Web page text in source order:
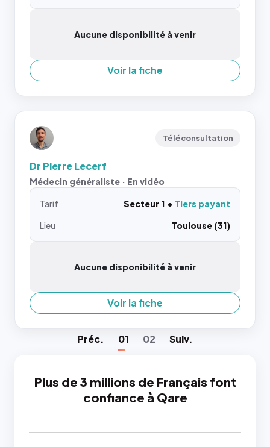
Aucune disponibilité à venir
Voir la fiche
Téléconsultation
Dr Pierre Lecerf
Médecin généraliste · En vidéo
Tarif Secteur 1
Tiers payant
Lieu
Toulouse (31)
Aucune disponibilité à venir
Voir la fiche
Préc. 01 02 Suiv.
Plus de 3 millions de Français font
confiance à Qare